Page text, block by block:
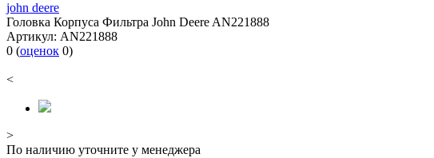
john deere
Головка Корпуса Фильтра John Deere AN221888
Артикул: AN221888
0 (оценок 0)
<
>
По наличию уточните у менеджера